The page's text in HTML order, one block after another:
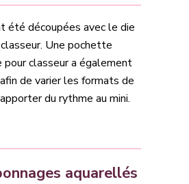
été découpées avec le die
Une pochette
pour classeur a également
de varier les formats de
du rythme au mini.
aquarellés